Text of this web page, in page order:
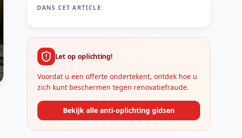
DANS CET ARTICLE
Let op oplichting!
Voordat u een offerte ondertekent, ontdek hoe u
zich kunt beschermen tegen renovatiefraude.
Bekijk alle anti-oplichting gidsen